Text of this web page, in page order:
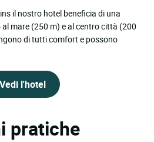
il nostro hotel beneficia di una
mare (250 m) e al centro città (200
di tutti comfort e possono
Vedi l'hotel
pratiche